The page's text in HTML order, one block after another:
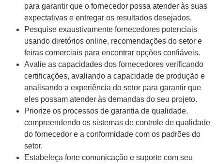
para garantir que o fornecedor possa atender às suas
expectativas e entregar os resultados desejados.
Pesquise exaustivamente fornecedores potenciais
usando diretórios online, recomendações do setor e
feiras comerciais para encontrar opções confiáveis.
Avalie as capacidades dos fornecedores verificando
certificações, avaliando a capacidade de produção e
analisando a experiência do setor para garantir que
eles possam atender às demandas do seu projeto.
Priorize os processos de garantia de qualidade,
compreendendo os sistemas de controle de qualidade
do fornecedor e a conformidade com os padrões do
setor.
Estabeleça forte comunicação e suporte com seu